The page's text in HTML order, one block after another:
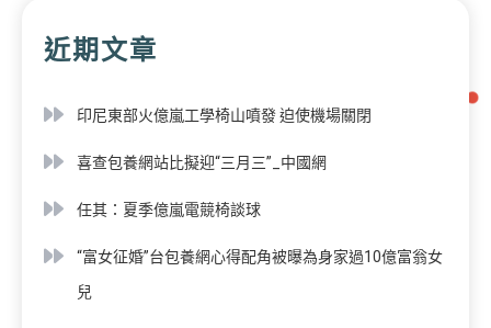
近期文章
印尼東部火億嵐工學椅山噴發 迫使機場關閉
喜查包養網站比擬迎“三月三”_中國網
任其：夏季億嵐電競椅談球
“富女征婚”台包養網心得配角被曝為身家過10億富翁女
兒